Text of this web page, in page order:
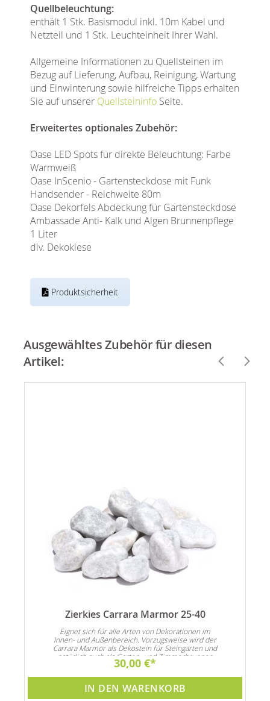
Quellbeleuchtung:
enthält 1 Stk. Basismodul inkl. 10m Kabel und
Netzteil und 1 Stk. Leuchteinheit Ihrer Wahl.
Allgemeine Informationen zu Quellsteinen im
Bezug auf Lieferung, Aufbau, Reinigung, Wartung
und Einwinterung sowie hilfreiche Tipps erhalten
Sie auf unserer Quellsteininfo Seite.
Erweitertes optionales Zubehör:
Oase LED Spots für direkte Beleuchtung: Farbe
Warmweiß
Oase InScenio - Gartensteckdose mit Funk
Handsender - Reichweite 80m
Oase Dekorfels Abdeckung für Gartensteckdose
Ambassade Anti- Kalk und Algen Brunnenpflege
1 Liter
div. Dekokiese
Produktsicherheit
Ausgewähltes Zubehör für diesen
Artikel:
Zierkies Carrara Marmor 25-40
Eignet sich für alle Arten von Dekorationen im
Innen- und Außenbereich. Vorzugsweise wird der
Carrara Marmor als Dekostein für Steingarten und
natürlich auch als Garten- und Zimmerbrunnen
Dekoration verwendet
30,00 €
IN DEN WARENKORB